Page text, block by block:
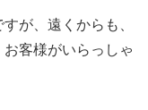
が、遠くからも、
客様がいらっしゃ